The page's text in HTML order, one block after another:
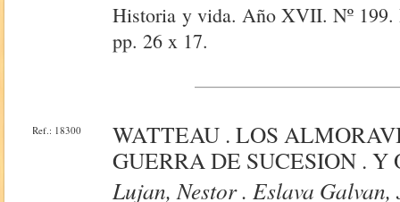
Historia y vida. Año XVII. Nº 199.
pp. 26 x 17.
Ref.: 18300
WATTEAU . LOS
GUERRA DE SUCESION . Y
Lujan, Nestor . Eslava Galvan,